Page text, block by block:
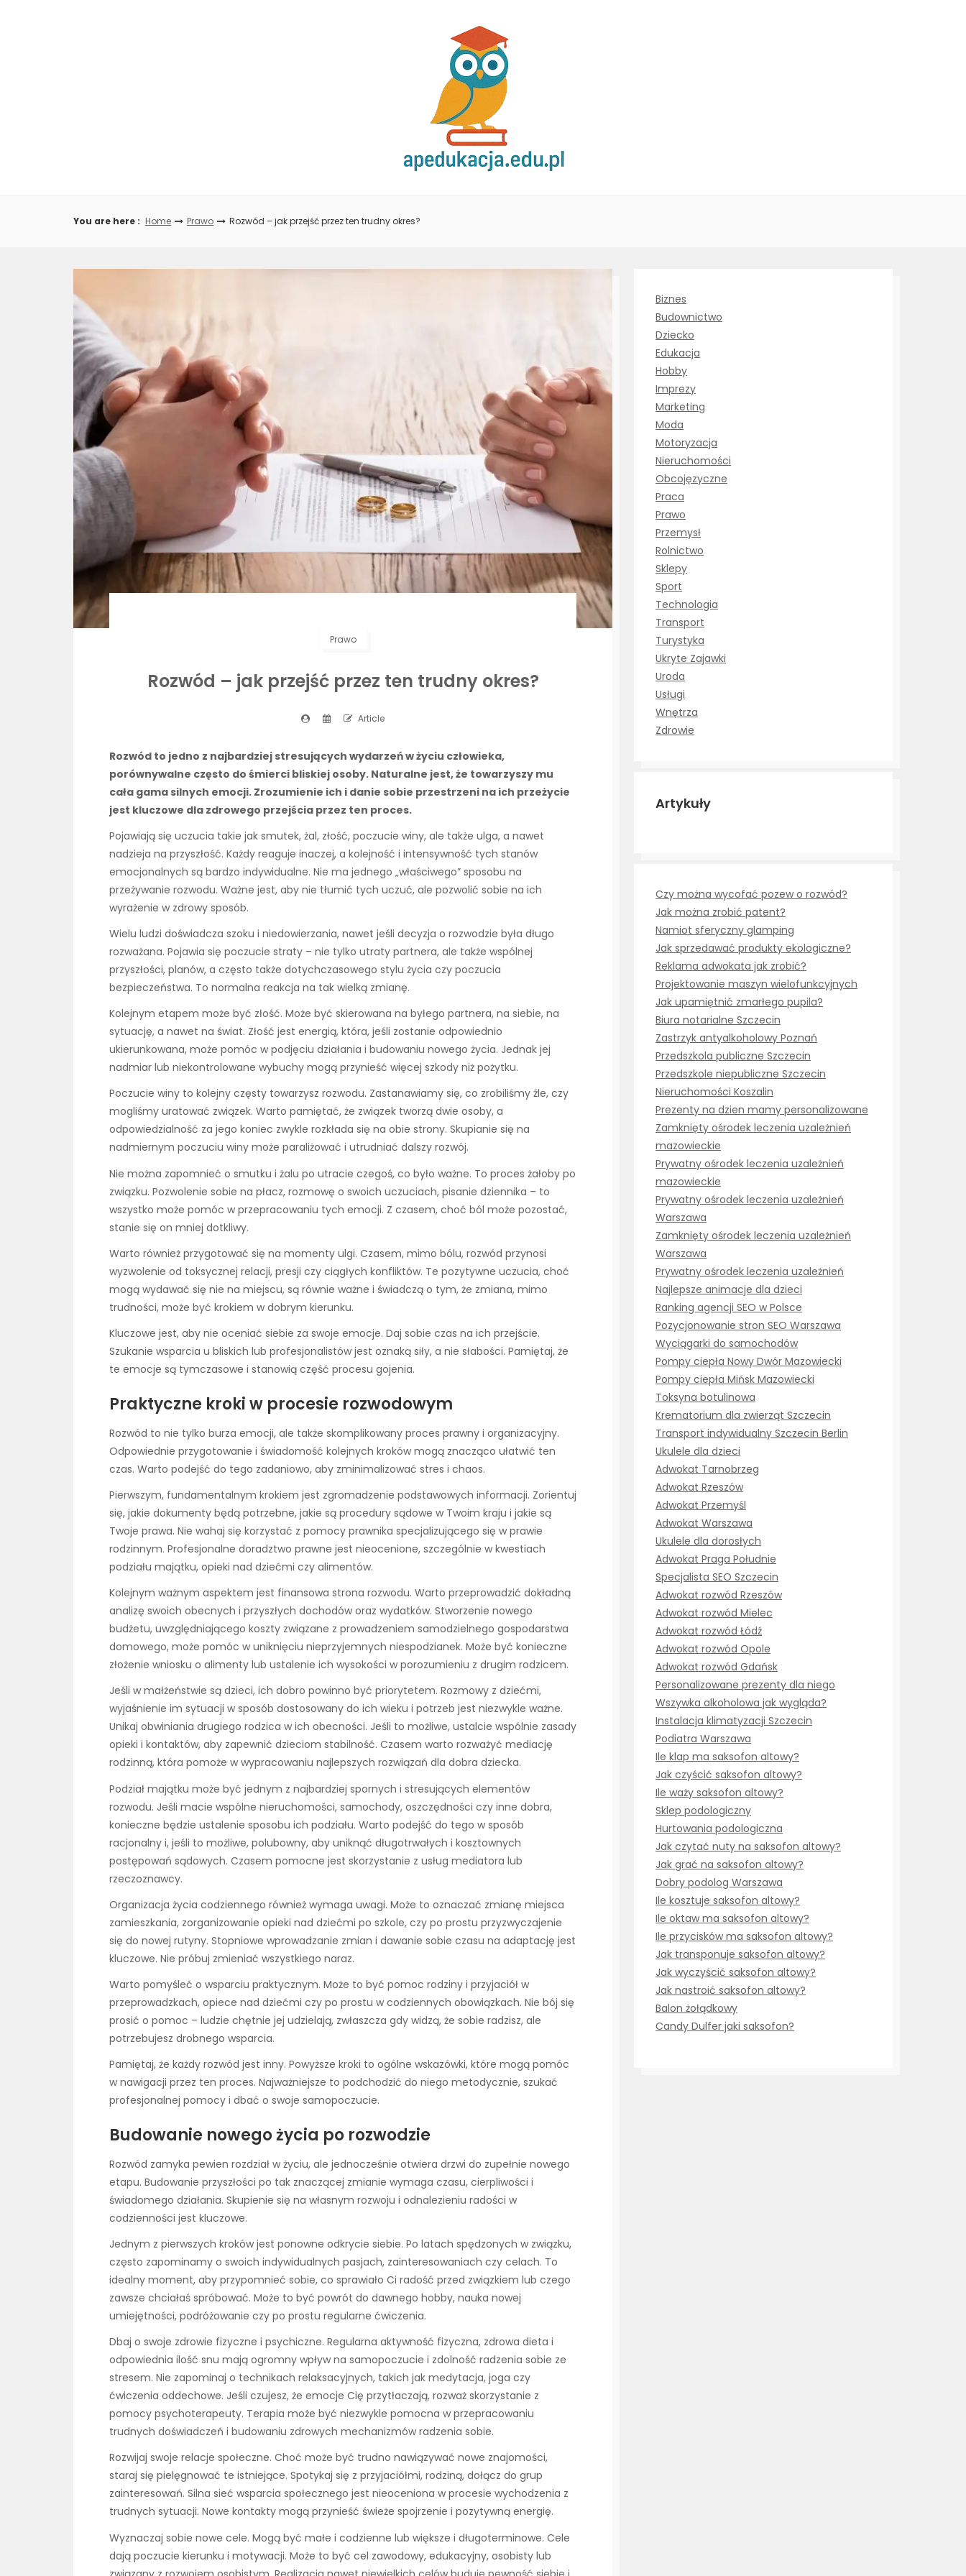
You are here : Home Prawo Rozwód – jak przejść przez ten trudny okres?
Prawo
Rozwód – jak przejść przez ten trudny okres?
Article
Rozwód to jedno z najbardziej stresujących wydarzeń w życiu człowieka,
porównywalne często do śmierci bliskiej osoby. Naturalne jest, że towarzyszy mu
cała gama silnych emocji. Zrozumienie ich i danie sobie przestrzeni na ich przeżycie
jest kluczowe dla zdrowego przejścia przez ten proces.
Pojawiają się uczucia takie jak smutek, żal, złość, poczucie winy, ale także ulga, a nawet
nadzieja na przyszłość. Każdy reaguje inaczej, a kolejność i intensywność tych stanów
emocjonalnych są bardzo indywidualne. Nie ma jednego „właściwego” sposobu na
przeżywanie rozwodu. Ważne jest, aby nie tłumić tych uczuć, ale pozwolić sobie na ich
wyrażenie w zdrowy sposób.
Wielu ludzi doświadcza szoku i niedowierzania, nawet jeśli decyzja o rozwodzie była długo
rozważana. Pojawia się poczucie straty – nie tylko utraty partnera, ale także wspólnej
przyszłości, planów, a często także dotychczasowego stylu życia czy poczucia
bezpieczeństwa. To normalna reakcja na tak wielką zmianę.
Kolejnym etapem może być złość. Może być skierowana na byłego partnera, na siebie, na
sytuację, a nawet na świat. Złość jest energią, która, jeśli zostanie odpowiednio
ukierunkowana, może pomóc w podjęciu działania i budowaniu nowego życia. Jednak jej
nadmiar lub niekontrolowane wybuchy mogą przynieść więcej szkody niż pożytku.
Poczucie winy to kolejny częsty towarzysz rozwodu. Zastanawiamy się, co zrobiliśmy źle, czy
mogliśmy uratować związek. Warto pamiętać, że związek tworzą dwie osoby, a
odpowiedzialność za jego koniec zwykle rozkłada się na obie strony. Skupianie się na
nadmiernym poczuciu winy może paraliżować i utrudniać dalszy rozwój.
Nie można zapomnieć o smutku i żalu po utracie czegoś, co było ważne. To proces żałoby po
związku. Pozwolenie sobie na płacz, rozmowę o swoich uczuciach, pisanie dziennika – to
wszystko może pomóc w przepracowaniu tych emocji. Z czasem, choć ból może pozostać,
stanie się on mniej dotkliwy.
Warto również przygotować się na momenty ulgi. Czasem, mimo bólu, rozwód przynosi
wyzwolenie od toksycznej relacji, presji czy ciągłych konfliktów. Te pozytywne uczucia, choć
mogą wydawać się nie na miejscu, są równie ważne i świadczą o tym, że zmiana, mimo
trudności, może być krokiem w dobrym kierunku.
Kluczowe jest, aby nie oceniać siebie za swoje emocje. Daj sobie czas na ich przejście.
Szukanie wsparcia u bliskich lub profesjonalistów jest oznaką siły, a nie słabości. Pamiętaj, że
te emocje są tymczasowe i stanowią część procesu gojenia.
Praktyczne kroki w procesie rozwodowym
Rozwód to nie tylko burza emocji, ale także skomplikowany proces prawny i organizacyjny.
Odpowiednie przygotowanie i świadomość kolejnych kroków mogą znacząco ułatwić ten
czas. Warto podejść do tego zadaniowo, aby zminimalizować stres i chaos.
Pierwszym, fundamentalnym krokiem jest zgromadzenie podstawowych informacji. Zorientuj
się, jakie dokumenty będą potrzebne, jakie są procedury sądowe w Twoim kraju i jakie są
Twoje prawa. Nie wahaj się korzystać z pomocy prawnika specjalizującego się w prawie
rodzinnym. Profesjonalne doradztwo prawne jest nieocenione, szczególnie w kwestiach
podziału majątku, opieki nad dziećmi czy alimentów.
Kolejnym ważnym aspektem jest finansowa strona rozwodu. Warto przeprowadzić dokładną
analizę swoich obecnych i przyszłych dochodów oraz wydatków. Stworzenie nowego
budżetu, uwzględniającego koszty związane z prowadzeniem samodzielnego gospodarstwa
domowego, może pomóc w uniknięciu nieprzyjemnych niespodzianek. Może być konieczne
złożenie wniosku o alimenty lub ustalenie ich wysokości w porozumieniu z drugim rodzicem.
Jeśli w małżeństwie są dzieci, ich dobro powinno być priorytetem. Rozmowy z dziećmi,
wyjaśnienie im sytuacji w sposób dostosowany do ich wieku i potrzeb jest niezwykle ważne.
Unikaj obwiniania drugiego rodzica w ich obecności. Jeśli to możliwe, ustalcie wspólnie zasady
opieki i kontaktów, aby zapewnić dzieciom stabilność. Czasem warto rozważyć mediację
rodzinną, która pomoże w wypracowaniu najlepszych rozwiązań dla dobra dziecka.
Podział majątku może być jednym z najbardziej spornych i stresujących elementów
rozwodu. Jeśli macie wspólne nieruchomości, samochody, oszczędności czy inne dobra,
konieczne będzie ustalenie sposobu ich podziału. Warto podejść do tego w sposób
racjonalny i, jeśli to możliwe, polubowny, aby uniknąć długotrwałych i kosztownych
postępowań sądowych. Czasem pomocne jest skorzystanie z usług mediatora lub
rzeczoznawcy.
Organizacja życia codziennego również wymaga uwagi. Może to oznaczać zmianę miejsca
zamieszkania, zorganizowanie opieki nad dziećmi po szkole, czy po prostu przyzwyczajenie
się do nowej rutyny. Stopniowe wprowadzanie zmian i dawanie sobie czasu na adaptację jest
kluczowe. Nie próbuj zmieniać wszystkiego naraz.
Warto pomyśleć o wsparciu praktycznym. Może to być pomoc rodziny i przyjaciół w
przeprowadzkach, opiece nad dziećmi czy po prostu w codziennych obowiązkach. Nie bój się
prosić o pomoc – ludzie chętnie jej udzielają, zwłaszcza gdy widzą, że sobie radzisz, ale
potrzebujesz drobnego wsparcia.
Pamiętaj, że każdy rozwód jest inny. Powyższe kroki to ogólne wskazówki, które mogą pomóc
w nawigacji przez ten proces. Najważniejsze to podchodzić do niego metodycznie, szukać
profesjonalnej pomocy i dbać o swoje samopoczucie.
Budowanie nowego życia po rozwodzie
Rozwód zamyka pewien rozdział w życiu, ale jednocześnie otwiera drzwi do zupełnie nowego
etapu. Budowanie przyszłości po tak znaczącej zmianie wymaga czasu, cierpliwości i
świadomego działania. Skupienie się na własnym rozwoju i odnalezieniu radości w
codzienności jest kluczowe.
Jednym z pierwszych kroków jest ponowne odkrycie siebie. Po latach spędzonych w związku,
często zapominamy o swoich indywidualnych pasjach, zainteresowaniach czy celach. To
idealny moment, aby przypomnieć sobie, co sprawiało Ci radość przed związkiem lub czego
zawsze chciałaś spróbować. Może to być powrót do dawnego hobby, nauka nowej
umiejętności, podróżowanie czy po prostu regularne ćwiczenia.
Dbaj o swoje zdrowie fizyczne i psychiczne. Regularna aktywność fizyczna, zdrowa dieta i
odpowiednia ilość snu mają ogromny wpływ na samopoczucie i zdolność radzenia sobie ze
stresem. Nie zapominaj o technikach relaksacyjnych, takich jak medytacja, joga czy
ćwiczenia oddechowe. Jeśli czujesz, że emocje Cię przytłaczają, rozważ skorzystanie z
pomocy psychoterapeuty. Terapia może być niezwykle pomocna w przepracowaniu
trudnych doświadczeń i budowaniu zdrowych mechanizmów radzenia sobie.
Rozwijaj swoje relacje społeczne. Choć może być trudno nawiązywać nowe znajomości,
staraj się pielęgnować te istniejące. Spotykaj się z przyjaciółmi, rodziną, dołącz do grup
zainteresowań. Silna sieć wsparcia społecznego jest nieoceniona w procesie wychodzenia z
trudnych sytuacji. Nowe kontakty mogą przynieść świeże spojrzenie i pozytywną energię.
Wyznaczaj sobie nowe cele. Mogą być małe i codzienne lub większe i długoterminowe. Cele
dają poczucie kierunku i motywacji. Może to być cel zawodowy, edukacyjny, osobisty lub
Biznes
Budownictwo
Dziecko
Edukacja
Hobby
Imprezy
Marketing
Moda
Motoryzacja
Nieruchomości
Obcojęzyczne
Praca
Prawo
Przemysł
Rolnictwo
Sklepy
Sport
Technologia
Transport
Turystyka
Ukryte Zajawki
Uroda
Usługi
Wnętrza
Zdrowie
Artykuły
Czy można wycofać pozew o rozwód?
Jak można zrobić patent?
Namiot sferyczny glamping
Jak sprzedawać produkty ekologiczne?
Reklama adwokata jak zrobić?
Projektowanie maszyn wielofunkcyjnych
Jak upamiętnić zmarłego pupila?
Biura notarialne Szczecin
Zastrzyk antyalkoholowy Poznań
Przedszkola publiczne Szczecin
Przedszkole niepubliczne Szczecin
Nieruchomości Koszalin
Prezenty na dzien mamy personalizowane
Zamknięty ośrodek leczenia uzależnień
mazowieckie
Prywatny ośrodek leczenia uzależnień
mazowieckie
Prywatny ośrodek leczenia uzależnień
Warszawa
Zamknięty ośrodek leczenia uzależnień
Warszawa
Prywatny ośrodek leczenia uzależnień
Najlepsze animacje dla dzieci
Ranking agencji SEO w Polsce
Pozycjonowanie stron SEO Warszawa
Wyciągarki do samochodów
Pompy ciepła Nowy Dwór Mazowiecki
Pompy ciepła Mińsk Mazowiecki
Toksyna botulinowa
Krematorium dla zwierząt Szczecin
Transport indywidualny Szczecin Berlin
Ukulele dla dzieci
Adwokat Tarnobrzeg
Adwokat Rzeszów
Adwokat Przemyśl
Adwokat Warszawa
Ukulele dla dorosłych
Adwokat Praga Południe
Specjalista SEO Szczecin
Adwokat rozwód Rzeszów
Adwokat rozwód Mielec
Adwokat rozwód Łódź
Adwokat rozwód Opole
Adwokat rozwód Gdańsk
Personalizowane prezenty dla niego
Wszywka alkoholowa jak wygląda?
Instalacja klimatyzacji Szczecin
Podiatra Warszawa
Ile klap ma saksofon altowy?
Jak czyścić saksofon altowy?
Ile waży saksofon altowy?
Sklep podologiczny
Hurtowania podologiczna
Jak czytać nuty na saksofon altowy?
Jak grać na saksofon altowy?
Dobry podolog Warszawa
Ile kosztuje saksofon altowy?
Ile oktaw ma saksofon altowy?
Ile przycisków ma saksofon altowy?
Jak transponuje saksofon altowy?
Jak wyczyścić saksofon altowy?
Jak nastroić saksofon altowy?
Balon żołądkowy
Candy Dulfer jaki saksofon?